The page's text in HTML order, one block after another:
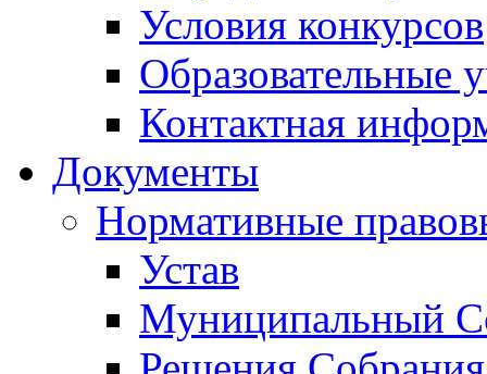
Условия конкурсов
Образовательные
Контактная
Документы
Нормативные
Устав
Муниципальный